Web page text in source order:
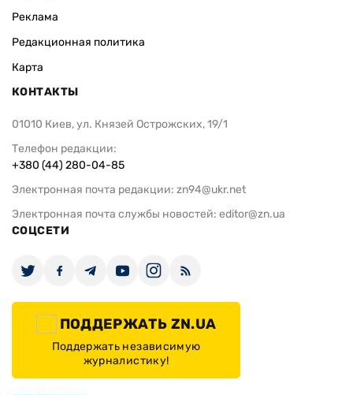
Реклама
Редакционная политика
Карта
КОНТАКТЫ
01010 Киев, ул. Князей Острожских, 19/1
Телефон редакции:
+380 (44) 280-04-85
Электронная почта редакции: zn94@ukr.net
Электронная почта службы новостей: editor@zn.ua
СОЦСЕТИ
ПОДДЕРЖАТЬ ZN.UA
Поддержать независимую
журналистику!